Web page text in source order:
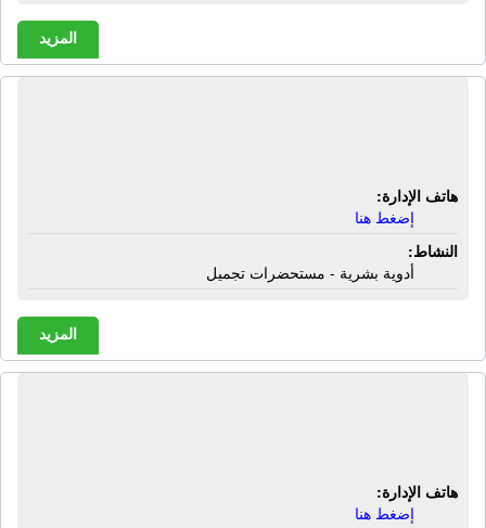
المزيد
هاتف الإدارة:
إضغط هنا
النشاط:
أدوية بشرية - مستحضرات تجميل
المزيد
هاتف الإدارة:
إضغط هنا